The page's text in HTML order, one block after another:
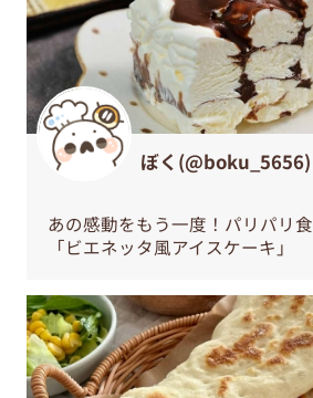
ぼく(@boku_5656)
あの感動をもう一度！パリパリ
「ビエネッタ風アイスケーキ」